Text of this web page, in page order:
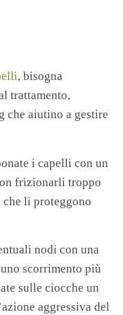
, bisogna
trattamento,
aiutino a gestire
i capelli con un
frizionarli troppo
che li proteggono
nodi con una
scorrimento più
sulle ciocche un
aggressiva del